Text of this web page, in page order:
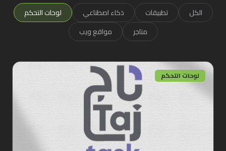
الكل تطبيقات ذكاء اصطناعي
لوحات التحكم
متاجر
مواقع ويب
لوحات التحكم